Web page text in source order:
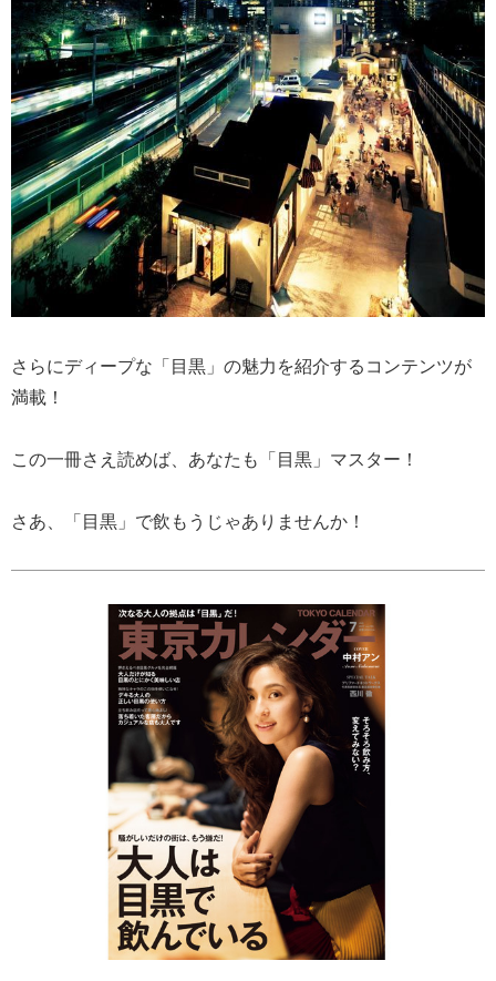
さらにディープな「目黒」の魅力を紹介するコンテンツが
満載！
この一冊さえ読めば、あなたも「目黒」マスター！
さあ、「目黒」で飲もうじゃありませんか！